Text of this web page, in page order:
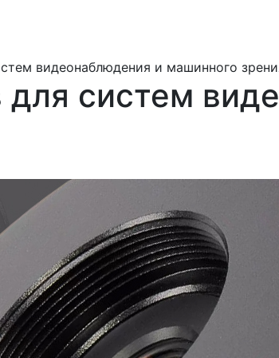
видеонаблюдения и машинного
для систем